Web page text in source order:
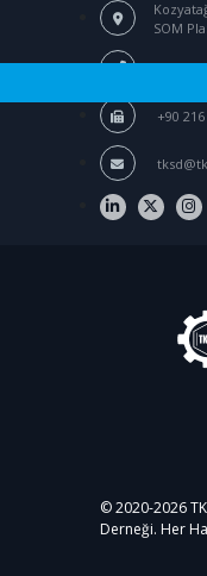
SOM
+90 216
+90
© 2020-2026
Derneği. Her